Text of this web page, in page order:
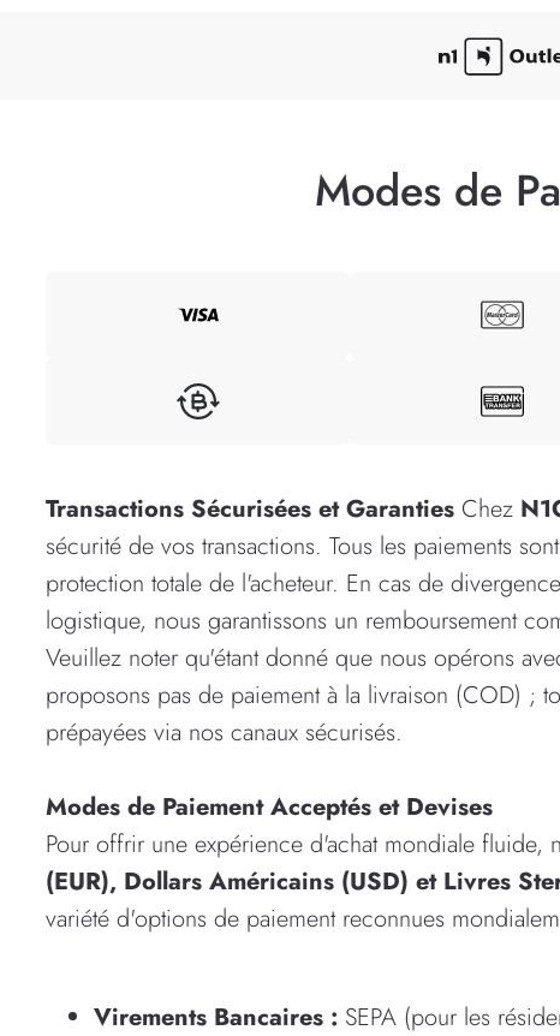
Modes de
Transactions Sécurisées et Garanties Chez
sécurité de vos transactions. Tous les paiements
protection totale de l'acheteur. En cas de
logistique, nous garantissons un remboursement
Veuillez noter qu'étant donné que nous opérons
proposons pas de paiement à la livraison (COD) ;
prépayées via nos canaux sécurisés.
Modes de Paiement Acceptés et Devises
Pour offrir une expérience d'achat mondiale fluide,
(EUR), Dollars Américains (USD) et Livres
variété d'options de paiement reconnues
Virements Bancaires : SEPA (pour les